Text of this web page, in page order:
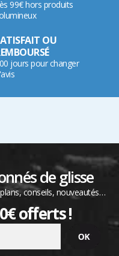
99€ hors produits
OU
jours pour changer
de glisse
conseils, nouveautés…
offerts !